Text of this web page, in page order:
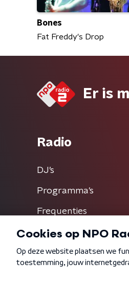
Bones
Fat Freddy's Drop
Er is
Radio
DJ’s
Programma's
Frequenties
Algemene voorwaarden